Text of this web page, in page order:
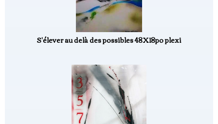
S'élever au delà des possibles 48X18po plexi